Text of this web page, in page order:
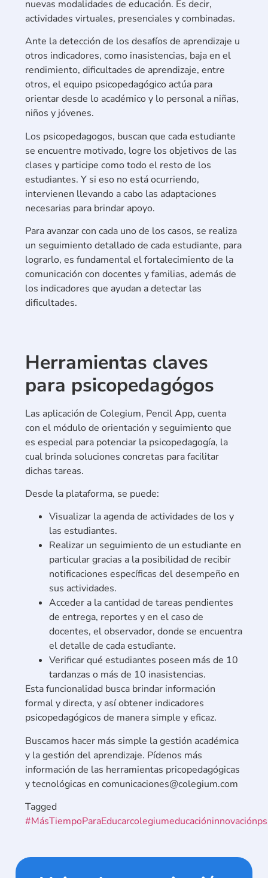
nuevas modalidades de educación. Es decir,
actividades virtuales, presenciales y combinadas.
Ante la detección de los desafíos de aprendizaje u
otros indicadores, como inasistencias, baja en el
rendimiento, dificultades de aprendizaje, entre
otros, el equipo psicopedagógico actúa para
orientar desde lo académico y lo personal a niñas,
niños y jóvenes.
Los psicopedagogos, buscan que cada estudiante
se encuentre motivado, logre los objetivos de las
clases y participe como todo el resto de los
estudiantes. Y si eso no está ocurriendo,
intervienen llevando a cabo las adaptaciones
necesarias para brindar apoyo.
Para avanzar con cada uno de los casos, se realiza
un seguimiento detallado de cada estudiante, para
lograrlo, es fundamental el fortalecimiento de la
comunicación con docentes y familias, además de
los indicadores que ayudan a detectar las
dificultades.
Herramientas claves
para psicopedagógos
Las aplicación de Colegium, Pencil App, cuenta
con el módulo de orientación y seguimiento que
es especial para potenciar la psicopedagogía, la
cual brinda soluciones concretas para facilitar
dichas tareas.
Desde la plataforma, se puede:
Visualizar la agenda de actividades de los y
las estudiantes.
Realizar un seguimiento de un estudiante en
particular gracias a la posibilidad de recibir
notificaciones específicas del desempeño en
sus actividades.
Acceder a la cantidad de tareas pendientes
de entrega, reportes y en el caso de
docentes, el observador, donde se encuentra
el detalle de cada estudiante.
Verificar qué estudiantes poseen más de 10
tardanzas o más de 10 inasistencias.
Esta funcionalidad busca brindar información
formal y directa, y así obtener indicadores
psicopedagógicos de manera simple y eficaz.
Buscamos hacer más simple la gestión académica
y la gestión del aprendizaje. Pídenos más
información de las herramientas pricopedagógicas
y tecnológicas en comunicaciones@colegium.com
Tagged
#MásTiempoParaEducarcolegiumeducacióninnovación